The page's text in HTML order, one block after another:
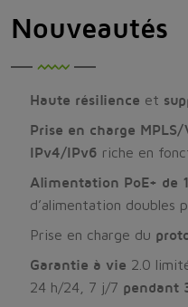
Nouveautés
Haute résilience et
Prise en charge MPLS/
IPv4/IPv6 riche en
Alimentation PoE+ de
d’alimentation doubles
Prise en charge du
Garantie à vie 2.0
24 h/24, 7 j/7 pendant